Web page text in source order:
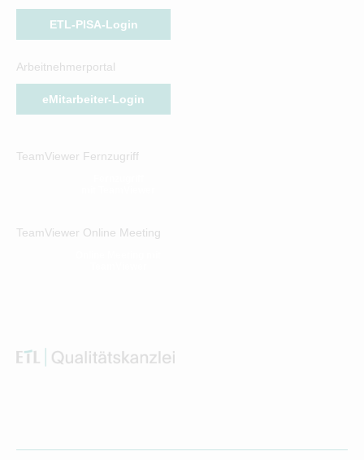
ETL-PISA-Login
Arbeitnehmerportal
eMitarbeiter-Login
TeamViewer Fernzugriff
TeamViewer Online Meeting